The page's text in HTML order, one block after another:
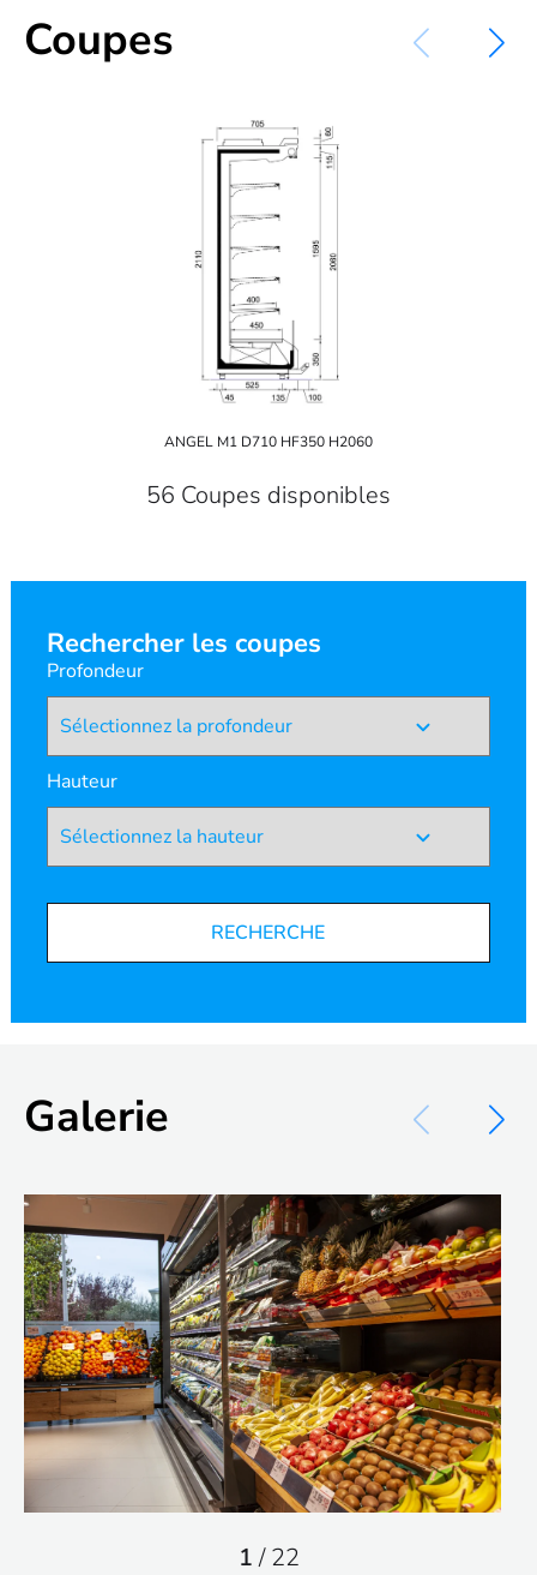
Coupes
ANGEL M1 D710 HF350 H2060
56 Coupes disponibles
Rechercher les coupes
Profondeur
Hauteur
RECHERCHE
Galerie
1/22